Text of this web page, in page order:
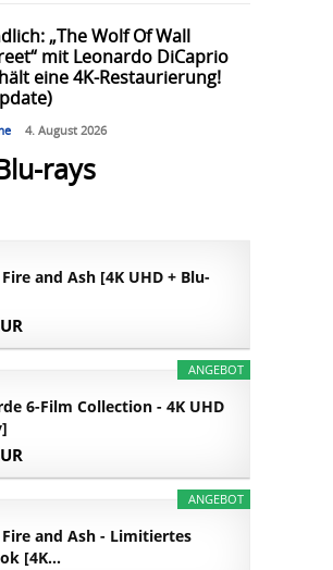
„The Wolf Of Wall
mit Leonardo DiCaprio
eine 4K-Restaurierung!
4. August 2026
rays
and Ash [4K UHD + Blu-
ANGEBOT
6-Film Collection - 4K UHD
ANGEBOT
and Ash - Limitiertes
[4K...